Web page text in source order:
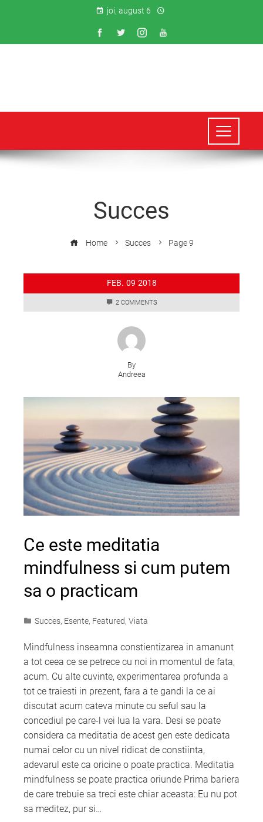
joi, august 6
Succes
Home Succes Page 9
FEB. 09 2018
2 COMMENTS
By
Andreea
Ce este meditatia
mindfulness si cum putem
sa o practicam
Succes, Esente, Featured, Viata
Mindfulness inseamna constientizarea in amanunt
a tot ceea ce se petrece cu noi in momentul de fata,
acum. Cu alte cuvinte, experimentarea profunda a
tot ce traiesti in prezent, fara a te gandi la ce ai
discutat acum cateva minute cu seful sau la
concediul pe care-l vei lua la vara. Desi se poate
considera ca meditatia de acest gen este dedicata
numai celor cu un nivel ridicat de constiinta,
adevarul este ca oricine o poate practica. Meditatia
mindfulness se poate practica oriunde Prima bariera
de care trebuie sa treci este chiar aceasta: Eu nu pot
sa meditez, pur si…